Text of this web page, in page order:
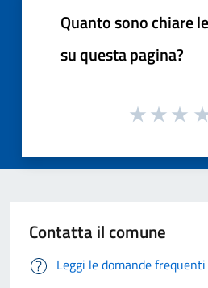
Quanto sono chiare
su questa pagina?
Contatta il comune
Leggi le domande frequenti